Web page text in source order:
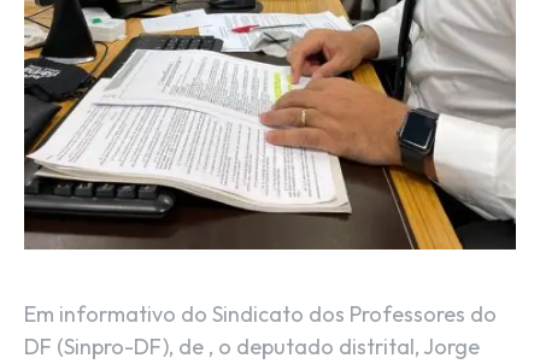
Em informativo do Sindicato dos Professores do
DF (Sinpro-DF), de , o deputado distrital, Jorge